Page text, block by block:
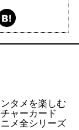
タメを楽しむ
ャーカード
メ全シリーズ